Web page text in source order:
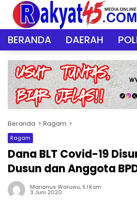
Langsung
konten
BERANDA DAERAH
Beranda Ragam
Ragam
Dana BLT Covid-19
Dusun dan Anggota
Marianus Waruwu, S.I.Kom
3 Juni 2020